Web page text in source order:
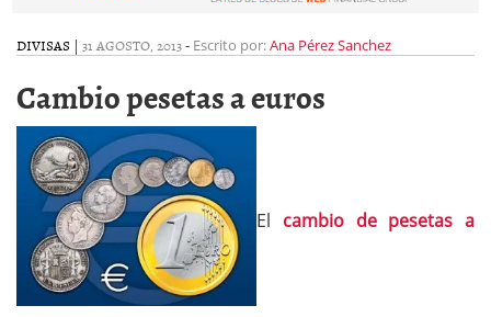
DIVISAS | 31 AGOSTO, 2013- Escrito por:Ana Pérez Sanchez
Cambio pesetas a euros
El cambio de pesetas a